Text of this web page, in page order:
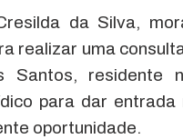
da Silva,
realizar uma
Santos, residente
para dar
oportunidade.